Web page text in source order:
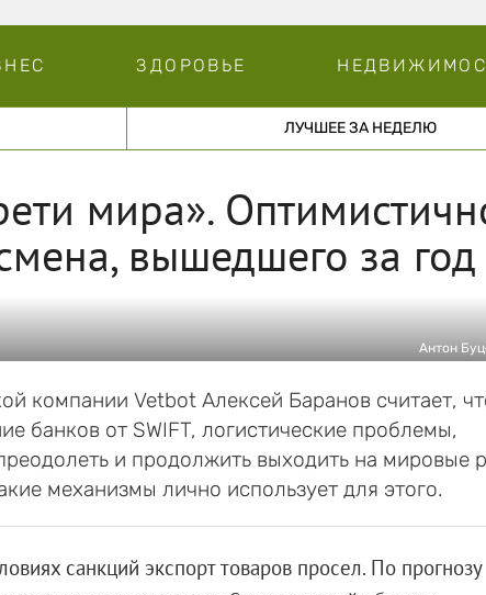
ЗДОРОВЬЕ
ЛУЧШЕЕ ЗА НЕДЕЛЮ
мира».
вышедшего за
Антон
компании Vetbot Алексей Баранов считает,
банков от SWIFT, логистические проблемы,
и продолжить выходить на мировые
механизмы лично использует для этого.
санкций экспорт товаров просел. По прогнозу